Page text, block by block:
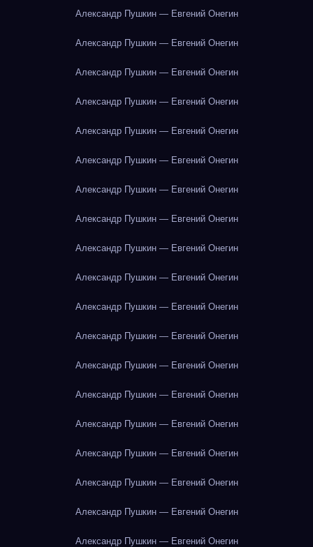
Александр Пушкин — Евгений Онегин
Александр Пушкин — Евгений Онегин
Александр Пушкин — Евгений Онегин
Александр Пушкин — Евгений Онегин
Александр Пушкин — Евгений Онегин
Александр Пушкин — Евгений Онегин
Александр Пушкин — Евгений Онегин
Александр Пушкин — Евгений Онегин
Александр Пушкин — Евгений Онегин
Александр Пушкин — Евгений Онегин
Александр Пушкин — Евгений Онегин
Александр Пушкин — Евгений Онегин
Александр Пушкин — Евгений Онегин
Александр Пушкин — Евгений Онегин
Александр Пушкин — Евгений Онегин
Александр Пушкин — Евгений Онегин
Александр Пушкин — Евгений Онегин
Александр Пушкин — Евгений Онегин
Александр Пушкин — Евгений Онегин